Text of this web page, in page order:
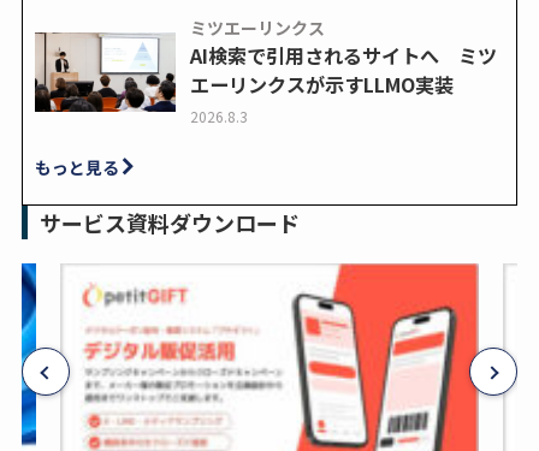
ミツエーリンクス
AI検索で引用されるサイトへ ミツ
エーリンクスが示すLLMO実装
2026.8.3
もっと見る
サービス資料ダウンロード